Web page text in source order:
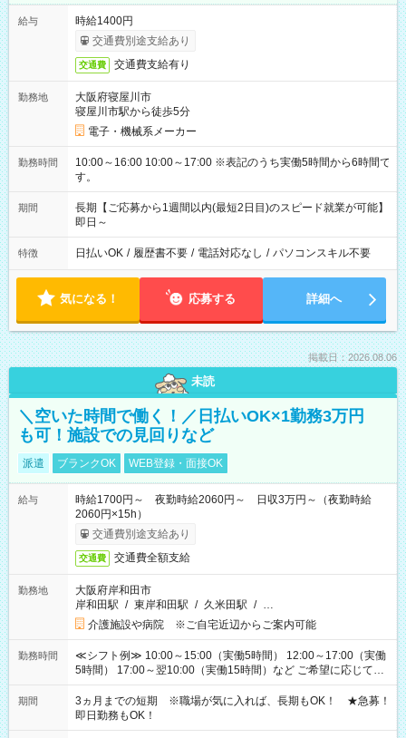
給与
時給1400円
交通費別途支給あり
交通費 交通費支給有り
勤務地
大阪府寝屋川市
寝屋川市駅から徒歩5分
電子・機械系メーカー
勤務時間
10:00～16:00 10:00～17:00 ※表記のうち実働5時間から6時間で
す。
期間
長期【ご応募から1週間以内(最短2日目)のスピード就業が可能】
即日～
特徴 日払いOK / 履歴書不要 / 電話対応なし / パソコンスキル不要
気になる！ 応募する 詳細へ
掲載日：2026.08.06
未読
＼空いた時間で働く！／日払いOK×1勤務3万円
も可！施設での見回りなど
派遣 ブランクOK WEB登録・面接OK
給与
時給1700円～ 夜勤時給2060円～ 日収3万円～（夜勤時給
2060円×15h）
交通費別途支給あり
交通費 交通費全額支給
勤務地
大阪府岸和田市
岸和田駅 / 東岸和田駅 / 久米田駅 / …
介護施設や病院 ※ご自宅近辺からご案内可能
勤務時間
≪シフト例≫ 10:00～15:00（実働5時間） 12:00～17:00（実働
5時間） 17:00～翌10:00（実働15時間）など ご希望に応じて、
働く時間は調整できます！ お気軽に担当へ相談ください！
期間
3ヵ月までの短期 ※職場が気に入れば、長期もOK！ ★急募！
即日勤務もOK！